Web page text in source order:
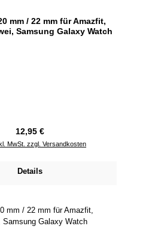
mm / 22 mm für Amazfit,
Samsung Galaxy Watch
Regulärer Preis:
12,95 €
MwSt. zzgl. Versandkosten
Details